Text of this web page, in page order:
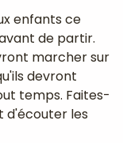
enfants ce
de partir.
marcher sur
devront
temps. Faites-
d'écouter les